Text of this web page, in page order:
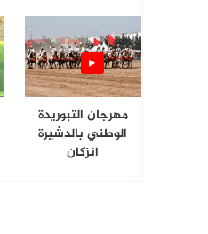
مهرجان التبوريدة
الوطني بالدشيرة
انزكان